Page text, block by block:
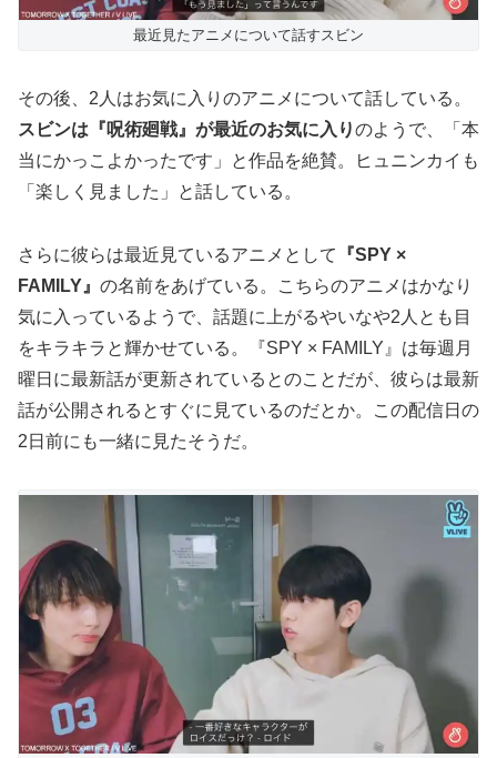
最近見たアニメについて話すスビン
その後、2人はお気に入りのアニメについて話している。
スビンは『呪術廻戦』が最近のお気に入りのようで、「本
当にかっこよかったです」と作品を絶賛。ヒュニンカイも
「楽しく見ました」と話している。
さらに彼らは最近見ているアニメとして
『SPY ×
FAMILY』 の名前をあげている。こちらのアニメはかなり
気に入っているようで、話題に上がるやいなや2人とも目
をキラキラと輝かせている。『SPY × FAMILY』は毎週月
曜日に最新話が更新されているとのことだが、彼らは最新
話が公開されるとすぐに見ているのだとか。この配信日の
2日前にも一緒に見たそうだ。